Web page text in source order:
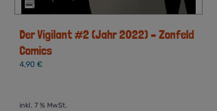
Der Vigilant #2 (Jahr 2022) – Zonfeld
Comics
4,90 €
inkl. 7 % MwSt.